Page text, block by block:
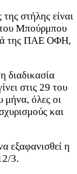
στήλης είναι
Μπούρμπου
της ΠΑΕ ΟΦΗ,
διαδικασία
στις 29 του
μήνα, όλες οι
και
εξαφανισθεί η
3.